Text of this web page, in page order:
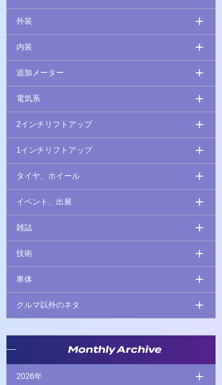
外装
内装
追加メーター
電気系
2インチリフトアップ
1インチリフトアップ
タイヤ、ホイール
イベント、出展
雑誌
技術
車体
クルマ以外のネタ
Monthly Archive
2026年